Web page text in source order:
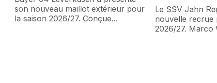
son nouveau maillot extérieur pour
la saison 2026/27. Conçue...
Le SSV Jahn
nouvelle recrue
2026/27. Marco